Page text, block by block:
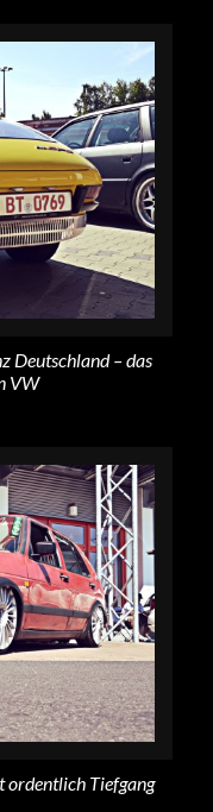
Deutschland – das
VW
ordentlich Tiefgang